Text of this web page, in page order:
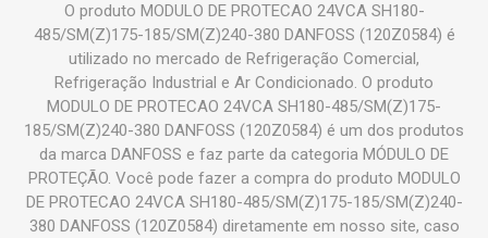
O produto MODULO DE PROTECAO 24VCA SH180-
485/SM(Z)175-185/SM(Z)240-380 DANFOSS (120Z0584) é
utilizado no mercado de Refrigeração Comercial,
Refrigeração Industrial e Ar Condicionado. O produto
MODULO DE PROTECAO 24VCA SH180-485/SM(Z)175-
185/SM(Z)240-380 DANFOSS (120Z0584) é um dos produtos
da marca DANFOSS e faz parte da categoria MÓDULO DE
PROTEÇÃO. Você pode fazer a compra do produto MODULO
DE PROTECAO 24VCA SH180-485/SM(Z)175-185/SM(Z)240-
380 DANFOSS (120Z0584) diretamente em nosso site, caso